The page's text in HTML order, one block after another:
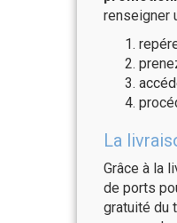
renseigner
La
Grâce à la
de ports
gratuité du